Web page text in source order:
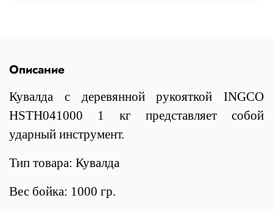
Описание
Кувалда с деревянной рукояткой INGCO
HSTH041000 1 кг представляет собой
ударный инструмент.
Тип товара: Кувалда
Вес бойка: 1000 гр.